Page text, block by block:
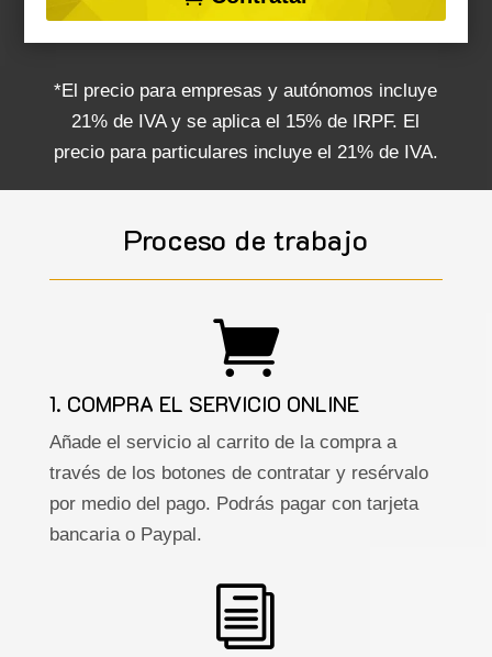
*El precio para empresas y autónomos incluye
21% de IVA y se aplica el 15% de IRPF. El
precio para particulares incluye el 21% de IVA.
Proceso de trabajo

1. COMPRA EL SERVICIO ONLINE
Añade el servicio al carrito de la compra a
través de los botones de contratar y resérvalo
por medio del pago. Podrás pagar con tarjeta
bancaria o Paypal.
i